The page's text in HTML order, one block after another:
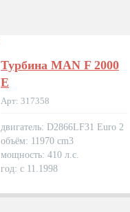
Турбина MAN F 2000
E
Арт: 317358
двигатель: D2866LF31 Euro 2
объём: 11970 cm3
мощность: 410 л.с.
год: с 11.1998